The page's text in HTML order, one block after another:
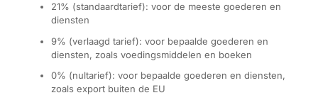
21% (standaardtarief): voor de meeste goederen en
diensten
9% (verlaagd tarief): voor bepaalde goederen en
diensten, zoals voedingsmiddelen en boeken
0% (nultarief): voor bepaalde goederen en diensten,
zoals export buiten de EU